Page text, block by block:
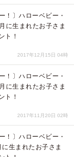
！〕ハローベビー・
に生まれたお子さま
ト！
2017年12月15日 04時
！〕ハローベビー・
に生まれたお子さま
ト！
2017年11月20日 02時
！〕ハローベビー・
生まれたお子さま